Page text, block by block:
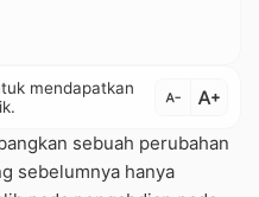
mendapatkan
text_decrease text_increase
sebuah perubahan
sebelumnya hanya